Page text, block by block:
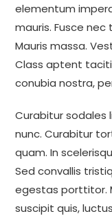
elementum
mauris. Fusce
Mauris massa.
Class aptent
conubia nostra,
Curabitur sodales
nunc. Curabitur
quam. In
Sed convallis
egestas porttitor.
suscipit quis,